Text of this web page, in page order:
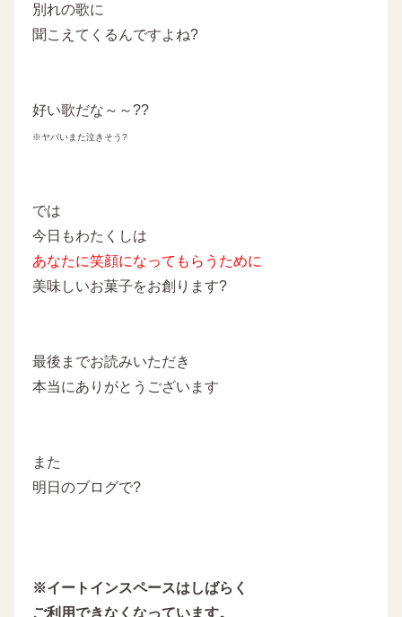
別れの歌に
聞こえてくるんですよね?
好い歌だな～～??
※ヤバいまた泣きそう?
では
今日もわたくしは
あなたに笑顔になってもらうために
美味しいお菓子をお創ります?
最後までお読みいただき
本当にありがとうございます
また
明日のブログで?
※イートインスペースはしばらく
ご利用できなくなっています。